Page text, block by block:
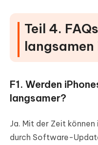
Teil 4.
langsamen
F1. Werden
langsamer?
Ja. Mit der Zeit
durch Software-